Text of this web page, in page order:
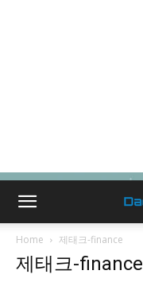
Home 제태크-finance
제태크-finance